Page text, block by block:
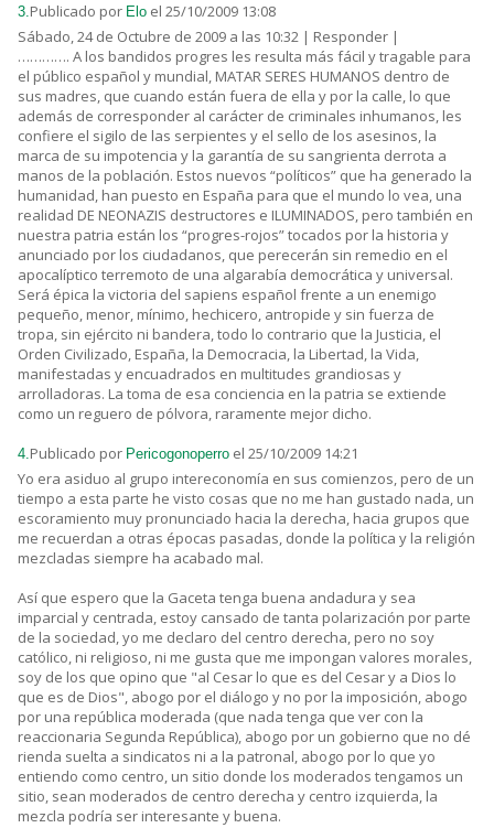
3.Publicado por Elo el 25/10/2009 13:08
Sábado, 24 de Octubre de 2009 a las 10:32 | Responder |
…………. A los bandidos progres les resulta más fácil y tragable para
el público español y mundial, MATAR SERES HUMANOS dentro de
sus madres, que cuando están fuera de ella y por la calle, lo que
además de corresponder al carácter de criminales inhumanos, les
confiere el sigilo de las serpientes y el sello de los asesinos, la
marca de su impotencia y la garantía de su sangrienta derrota a
manos de la población. Estos nuevos “políticos” que ha generado la
humanidad, han puesto en España para que el mundo lo vea, una
realidad DE NEONAZIS destructores e ILUMINADOS, pero también en
nuestra patria están los “progres-rojos” tocados por la historia y
anunciado por los ciudadanos, que perecerán sin remedio en el
apocalíptico terremoto de una algarabía democrática y universal.
Será épica la victoria del sapiens español frente a un enemigo
pequeño, menor, mínimo, hechicero, antropide y sin fuerza de
tropa, sin ejército ni bandera, todo lo contrario que la Justicia, el
Orden Civilizado, España, la Democracia, la Libertad, la Vida,
manifestadas y encuadrados en multitudes grandiosas y
arrolladoras. La toma de esa conciencia en la patria se extiende
como un reguero de pólvora, raramente mejor dicho.
4.Publicado por Pericogonoperro el 25/10/2009 14:21
Yo era asiduo al grupo intereconomía en sus comienzos, pero de un
tiempo a esta parte he visto cosas que no me han gustado nada, un
escoramiento muy pronunciado hacia la derecha, hacia grupos que
me recuerdan a otras épocas pasadas, donde la política y la religión
mezcladas siempre ha acabado mal.
Así que espero que la Gaceta tenga buena andadura y sea
imparcial y centrada, estoy cansado de tanta polarización por parte
de la sociedad, yo me declaro del centro derecha, pero no soy
católico, ni religioso, ni me gusta que me impongan valores morales,
soy de los que opino que "al Cesar lo que es del Cesar y a Dios lo
que es de Dios", abogo por el diálogo y no por la imposición, abogo
por una república moderada (que nada tenga que ver con la
reaccionaria Segunda República), abogo por un gobierno que no dé
rienda suelta a sindicatos ni a la patronal, abogo por lo que yo
entiendo como centro, un sitio donde los moderados tengamos un
sitio, sean moderados de centro derecha y centro izquierda, la
mezcla podría ser interesante y buena.